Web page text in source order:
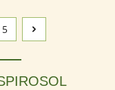
Seite
5